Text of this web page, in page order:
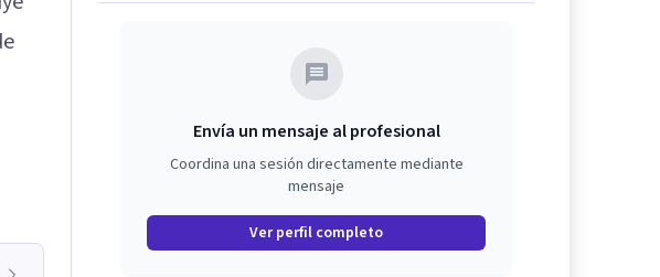
Envía un mensaje al profesional
Coordina una sesión directamente mediante
mensaje
Ver perfil completo